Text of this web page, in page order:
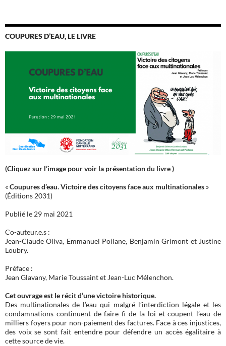
COUPURES D’EAU, LE LIVRE
(Cliquez sur l’image pour voir la présentation du livre )
«Coupures d’eau. Victoire des citoyens face aux multinationales »
(Éditions 2031)
Publié le 29 mai 2021
Co-auteur.e.s :
Jean-Claude Oliva, Emmanuel Poilane, Benjamin Grimont et Justine
Loubry.
Préface :
Jean Glavany, Marie Toussaint et Jean-Luc Mélenchon.
Cet ouvrage est le récit d’une victoire historique.
Des multinationales de l’eau qui malgré l’interdiction légale et les
condamnations continuent de faire fi de la loi et coupent l’eau de
milliers foyers pour non-paiement des factures. Face à ces injustices,
des voix se sont fait entendre pour défendre un accès égalitaire à
cette source de vie.